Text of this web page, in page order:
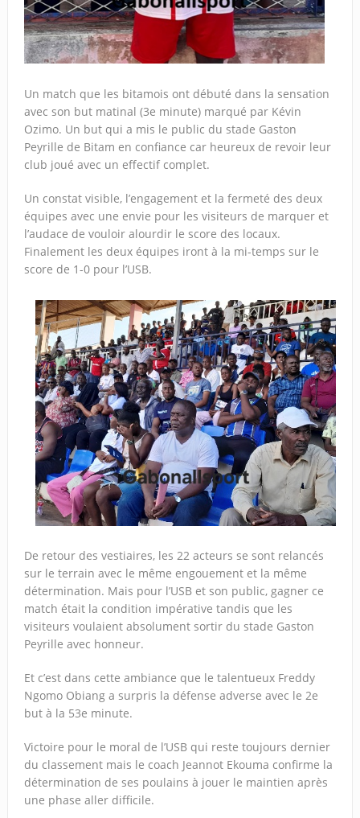
Un match que les bitamois ont débuté dans la sensation
avec son but matinal (3e minute) marqué par Kévin
Ozimo. Un but qui a mis le public du stade Gaston
Peyrille de Bitam en confiance car heureux de revoir leur
club joué avec un effectif complet.
Un constat visible, l’engagement et la fermeté des deux
équipes avec une envie pour les visiteurs de marquer et
l’audace de vouloir alourdir le score des locaux.
Finalement les deux équipes iront à la mi-temps sur le
score de 1-0 pour l’USB.
De retour des vestiaires, les 22 acteurs se sont relancés
sur le terrain avec le même engouement et la même
détermination. Mais pour l’USB et son public, gagner ce
match était la condition impérative tandis que les
visiteurs voulaient absolument sortir du stade Gaston
Peyrille avec honneur.
Et c’est dans cette ambiance que le talentueux Freddy
Ngomo Obiang a surpris la défense adverse avec le 2e
but à la 53e minute.
Victoire pour le moral de l’USB qui reste toujours dernier
du classement mais le coach Jeannot Ekouma confirme la
détermination de ses poulains à jouer le maintien après
une phase aller difficile.